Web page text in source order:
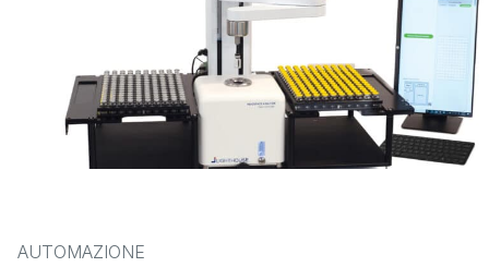
AUTOMAZIONE